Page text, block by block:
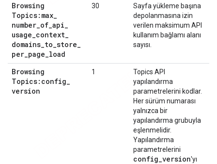
Browsing
Topics:max
number of api
usage context
domains to store
per page load
30
Sayfa yükleme başına
depolanmasına izin
verilen maksimum API
kullanım bağlamı alanı
sayısı.
Browsing
Topics:config
version
1
Topics API
yapılandırma
parametrelerini kodlar.
Her sürüm numarası
yalnızca bir
yapılandırma grubuyla
eşlenmelidir.
Yapılandırma
parametrelerini
config version'yı